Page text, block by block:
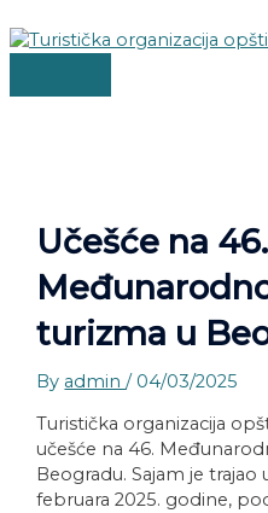
to
Učešće na 46.
turizma u
By admin/ 04/03/2025
Turistička organizacija
učešće na 46.
Beogradu. Sajam je
februara 2025. godine,
navigation